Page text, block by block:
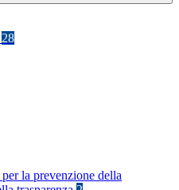
28
la prevenzione della